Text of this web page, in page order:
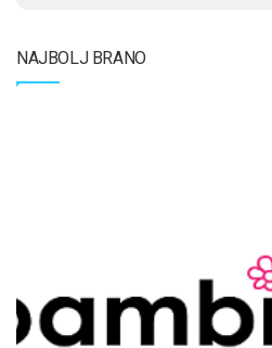
NAJBOLJ BRANO